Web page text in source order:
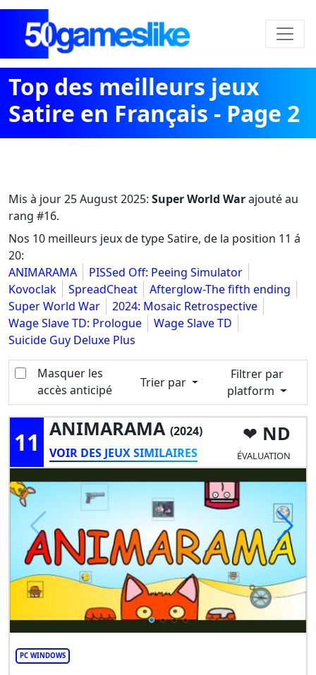
Top des meilleurs jeux
Satire en Français - Page 2
Mis à jour25 August 2025: Super World Warajouté au
rang #16.
Nos 10 meilleurs jeux de type Satire, de la position 11 á
20:
ANIMARAMA
PISSed Off: Peeing Simulator
Kovoclak
SpreadCheat
Afterglow-The fifth ending
Super World War
2024: Mosaic Retrospective
Wage Slave TD: Prologue
Wage Slave TD
Suicide Guy Deluxe Plus
Masquer les
accès anticipé
Trier par
Filtrer par
platform
11 ANIMARAMA (2024)
VOIR DES JEUX SIMILAIRES
ND
ÉVALUATION
PC WINDOWS